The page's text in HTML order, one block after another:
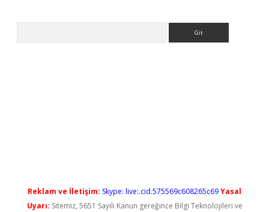
Reklam ve İletişim: Skype: live:.cid.575569c608265c69Yasal
Uyarı: Sitemiz, 5651 Sayılı Kanun gereğince Bilgi Teknolojileri ve